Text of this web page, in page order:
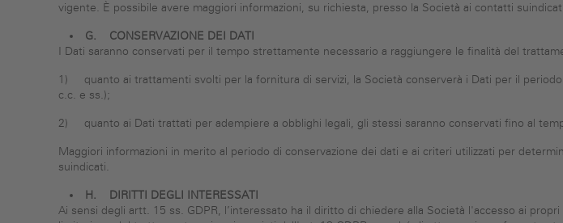
vigente. È possibile avere maggiori informazioni, su richiesta, presso la Società ai contatti
G. CONSERVAZIONE DEI DATI
I Dati saranno conservati per il tempo strettamente necessario a raggiungere le finalità del
1) quanto ai trattamenti svolti per la fornitura di servizi, la Società conserverà i Dati per il
c.c. e ss.);
2) quanto ai Dati trattati per adempiere a obblighi legali, gli stessi saranno conservati fino al
Maggiori informazioni in merito al periodo di conservazione dei dati e ai criteri utilizzati per
suindicati.
H.
DIRITTI DEGLI INTERESSATI
Ai sensi degli artt. 15 ss. GDPR, l’interessato ha il diritto di chiedere alla Società l'accesso ai